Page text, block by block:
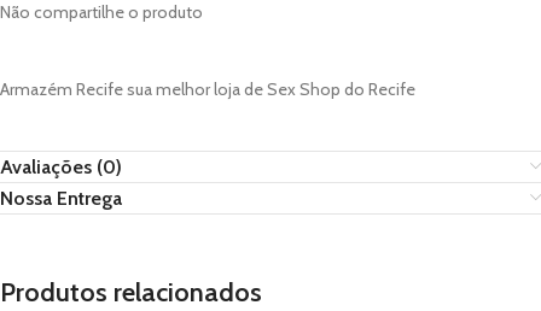
Não compartilhe o produto
Armazém Recife sua melhor loja de Sex Shop do Recife
Avaliações (0)
Nossa Entrega
Produtos relacionados